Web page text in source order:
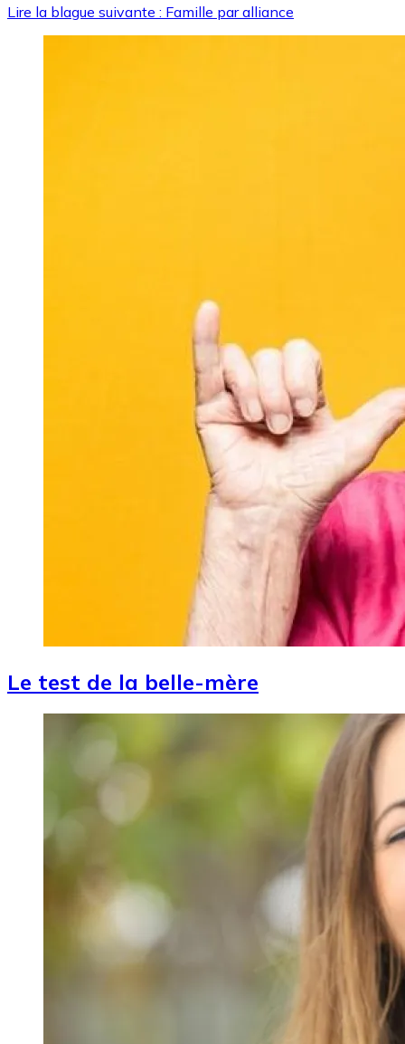
Lire la blague suivante : Famille par alliance
Le test de la belle-mère